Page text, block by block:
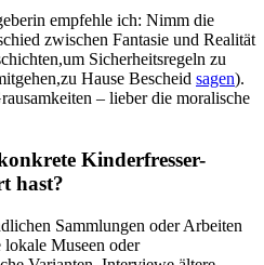
empfehle ich: Nimm die
zwischen Fantasie⁤ und Realität
Sicherheitsregeln zu⁢
Hause ⁣Bescheid sagen).
– lieber ‍die moralische
Kinderfresser-
hast?
Sammlungen oder ⁤Arbeiten
Museen oder